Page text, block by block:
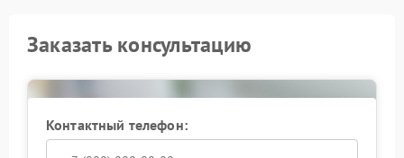
Заказать консультацию
Контактный телефон: